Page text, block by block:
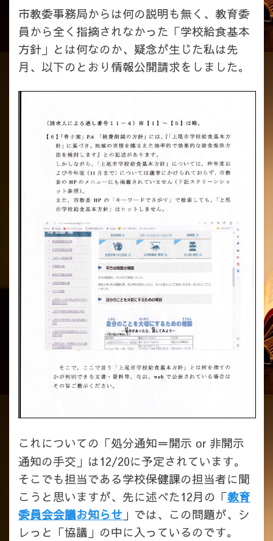
市教委事務局からは何の説明も無く、教育委
員から全く指摘されなかった「学校給食基本
方針」とは何なのか、疑念が生じた私は先
月、以下のとおり情報公開請求をしました。
これについての「処分通知＝開示 or 非開示
通知の手交」は12/20に予定されています。
そこでも担当である学校保健課の担当者に聞
こうと思いますが、先に述べた12月の「教育
委員会会議お知らせ 」では、この問題が、シ
レっと「協議」の中に入っているのです。